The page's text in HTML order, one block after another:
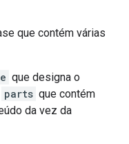
que contém várias
que designa o
parts que contém
da vez da